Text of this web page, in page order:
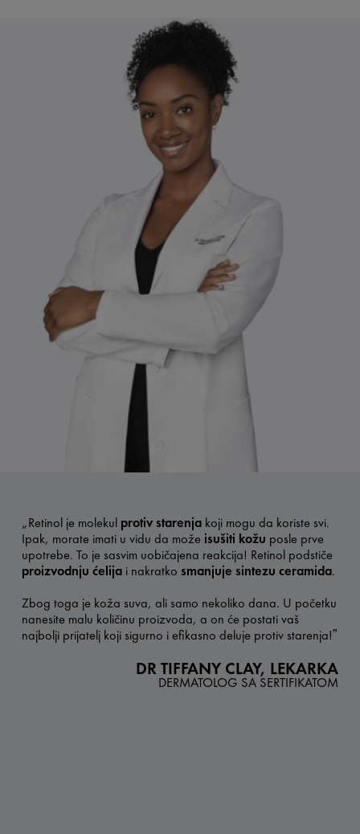
„Retinol je molekul protiv starenjakoji mogu da koriste svi.
Ipak, morate imati u vidu da može isušiti kožu posle prve
upotrebe. To je sasvim uobičajena reakcija! Retinol podstiče
proizvodnju ćelijai nakratko smanjuje sintezu ceramida.​
Zbog toga je koža suva, ali samo nekoliko dana. U početku
nanesite malu količinu proizvoda, a on će postati vaš
najbolji prijatelj koji sigurno i efikasno deluje protiv starenja!​ˮ
DR TIFFANY CLAY, LEKARKA
DERMATOLOG SA SERTIFIKATOM